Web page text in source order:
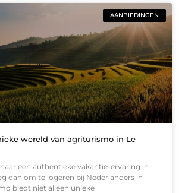
AANBIEDINGEN
wereld van agriturismo in Le
een authentieke vakantie-ervaring in
dan om te logeren bij Nederlanders in
biedt niet alleen unieke